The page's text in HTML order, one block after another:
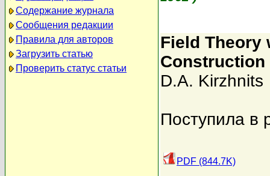
Содержание журнала
Сообщения редакции
Правила для авторов
Загрузить статью
Проверить статус статьи
Field Theory
Construction
D.A. Kirzhnits
Поступила в
PDF (844.7K)